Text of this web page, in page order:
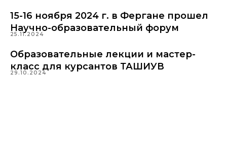
15-16 ноября 2024 г. в Фергане прошел
Научно-образовательный форум
25.11.2024
Образовательные лекции и мастер-
класс для курсантов ТАШИУВ
29.10.2024